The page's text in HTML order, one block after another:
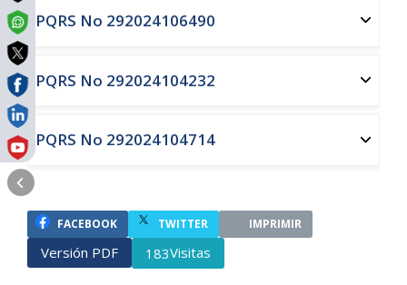
PQRS No 292024106490
PQRS No 292024104232
PQRS No 292024104714
FACEBOOK TWITTER IMPRIMIR
Versión PDF 183Visitas